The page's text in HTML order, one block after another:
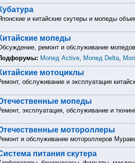
и китайские скутеры и мопеды
мопеды
ремонт и обслуживание
Мопед Active, Мопед Delta,
мотоциклы
обслуживание и эксплуатация
мопеды
эксплуатация, обслуживание и
мотороллеры
и обслуживание мотороллеров
питания скутера